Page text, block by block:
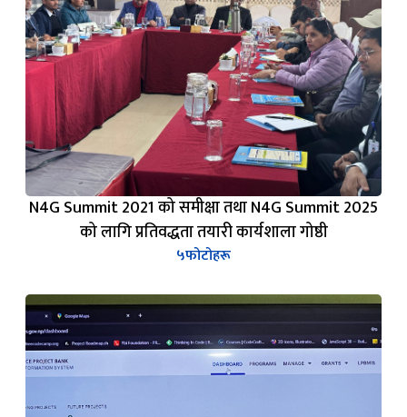
N4G Summit 2021 को समीक्षा तथा N4G Summit 2025
को लागि प्रतिवद्धता तयारी कार्यशाला गोष्ठी
५फोटोहरू